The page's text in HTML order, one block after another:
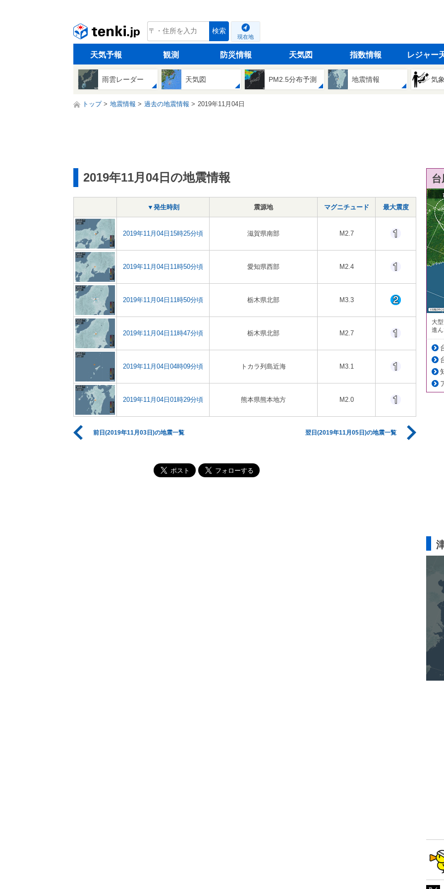
tenki.jp 検索
現在地
天気予報 観測 防災情報 天気図 指数情報 レジャー
雨雲レーダー 天気図 PM2.5分布予測 地震情報 気
トップ 地震情報 過去の地震情報 2019年11月04日
2019年11月04日の地震情報
▼発生時刻 震源地 マグニチュード 最大震度
2019年11月04日15時25分頃 滋賀県南部 M2.7
2019年11月04日11時50分頃 愛知県西部 M2.4
2019年11月04日11時50分頃 栃木県北部 M3.3
2019年11月04日11時47分頃 栃木県北部 M2.7
2019年11月04日04時09分頃 トカラ列島近海 M3.1
2019年11月04日01時29分頃 熊本県熊本地方 M2.0
前日(2019年11月03日)の地震一覧 翌日(2019年11月05日)の地震一覧
大
進